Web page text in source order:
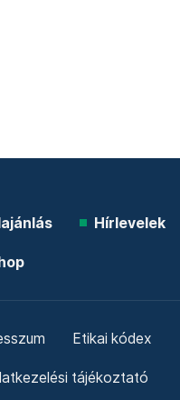
Hírlevelek
Etikai kódex
tájékoztató